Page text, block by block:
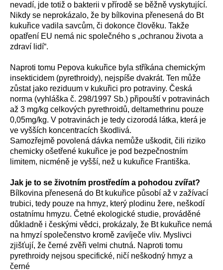
nevadí, jde totiž o bakterii v přírodě se běžně vyskytující.
Nikdy se neprokázalo, že by bílkovina přenesená do Bt
kukuřice vadila savcům, či dokonce člověku. Takže
opatření EU nemá nic společného s „ochranou života a
zdraví lidí“.
Naproti tomu Pepova kukuřice byla stříkána chemickým
insekticidem (pyrethroidy), nejspíše dvakrát. Ten může
zůstat jako reziduum v kukuřici pro potraviny. Česká
norma (vyhláška č. 298/1997 Sb.) připouští v potravinách
až 3 mg/kg celkových pyrethroidů, deltamethrinu pouze
0,05mg/kg. V potravinách je tedy cizorodá látka, která je
ve vyšších koncentracích škodlivá.
Samozřejmě povolená dávka nemůže uškodit, čili riziko
chemicky ošetřené kukuřice je pod bezpečnostním
limitem, nicméně je vyšší, než u kukuřice Františka.
Jak je to se životním prostředím a pohodou zvířat?
Bílkovina přenesená do Bt kukuřice působí až v zažívací
trubici, tedy pouze na hmyz, který plodinu žere, neškodí
ostatnímu hmyzu. Četné ekologické studie, prováděné
důkladně i českými vědci, prokázaly, že Bt kukuřice nemá
na hmyzí společenstvo kromě zavíječe vliv. Myslivci
zjišťují, že černé zvěři velmi chutná. Naproti tomu
pyrethroidy nejsou specifické, ničí neškodný hmyz a
černé